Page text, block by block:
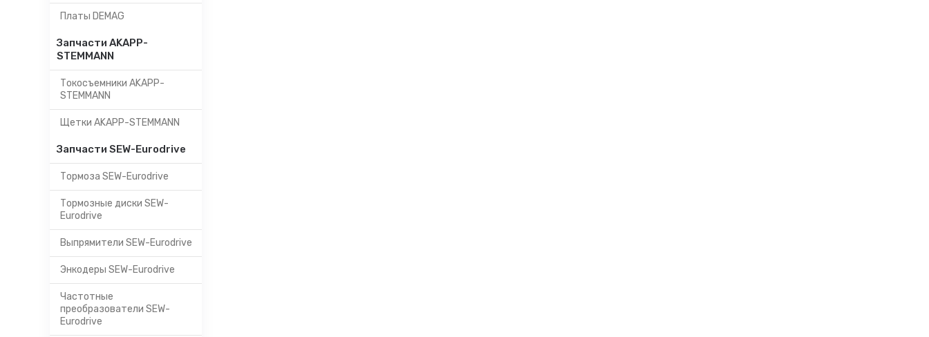
Платы DEMAG
Запчасти AKAPP-
STEMMANN
Токосъемники AKAPP-
STEMMANN
Щетки AKAPP-STEMMANN
Запчасти SEW-Eurodrive
Тормоза SEW-Eurodrive
Тормозные диски SEW-
Eurodrive
Выпрямители SEW-Eurodrive
Энкодеры SEW-Eurodrive
Частотные
преобразователи SEW-
Eurodrive